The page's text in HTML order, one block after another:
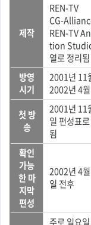
제작
REN-TV
CG-
REN-TV
tion
열로 정리됨
방영
시기
2001년 11
2002년 4월
첫 방
송
2001년 11
일 편성표
됨
확인
가능
한 마
지막
편성
2002년 4
일 전후
주로 일요